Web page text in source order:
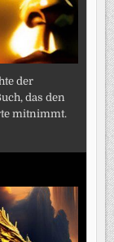
der
das den
mitnimmt.